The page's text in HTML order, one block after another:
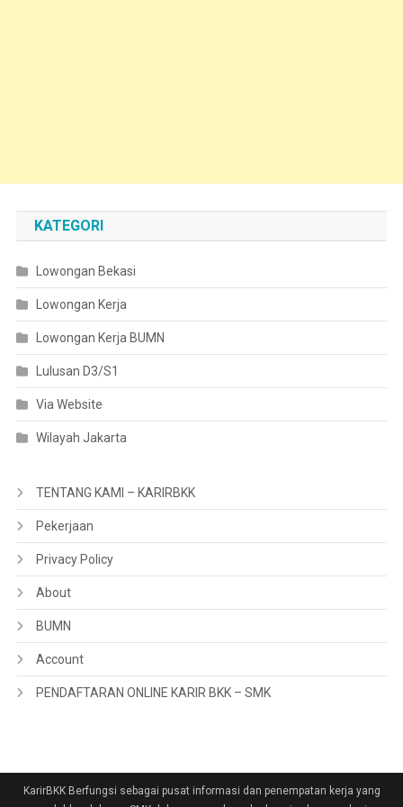
KATEGORI
Lowongan Bekasi
Lowongan Kerja
Lowongan Kerja BUMN
Lulusan D3/S1
Via Website
Wilayah Jakarta
TENTANG KAMI – KARIRBKK
Pekerjaan
Privacy Policy
About
BUMN
Account
PENDAFTARAN ONLINE KARIR BKK – SMK
KarirBKK Berfungsi sebagai pusat informasi dan penempatan kerja yang